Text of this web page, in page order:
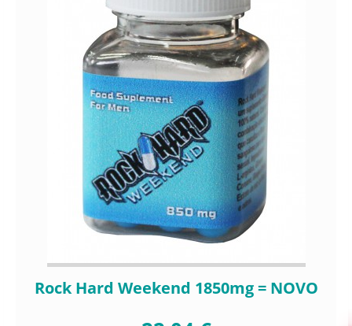
Rock Hard Weekend 1850mg = NOVO